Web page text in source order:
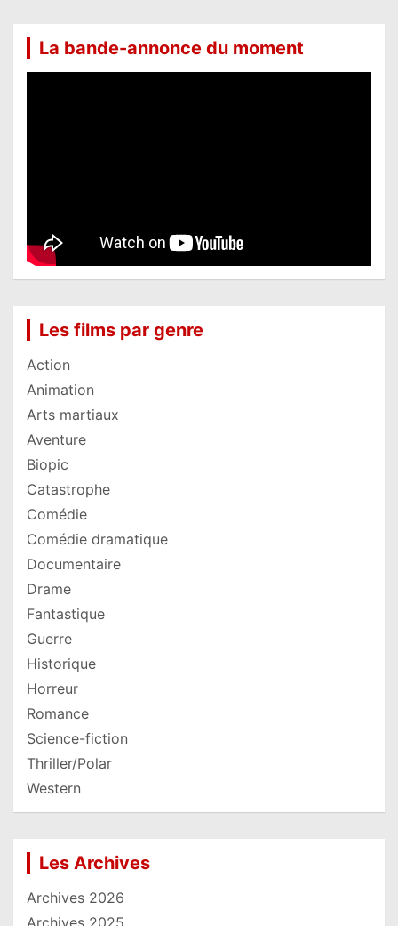
La bande-annonce du moment
Les films par genre
Action
Animation
Arts martiaux
Aventure
Biopic
Catastrophe
Comédie
Comédie dramatique
Documentaire
Drame
Fantastique
Guerre
Historique
Horreur
Romance
Science-fiction
Thriller/Polar
Western
Les Archives
Archives 2026
Archives 2025